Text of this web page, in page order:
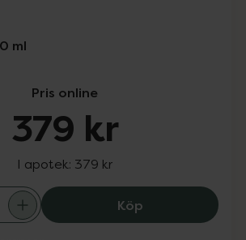
ml
Pris online
379 kr
I apotek: 379 kr
KöpIDUN Minerals